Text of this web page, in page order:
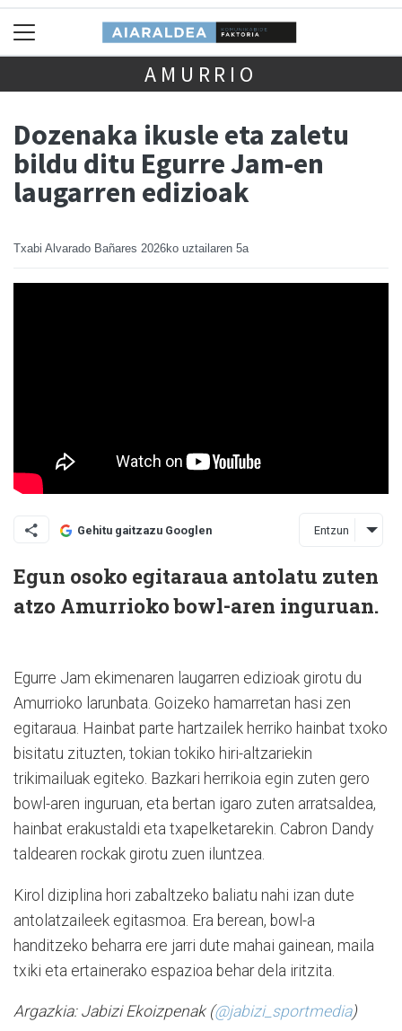
AMURRIO
Dozenaka ikusle eta zaletu
bildu ditu Egurre Jam-en
laugarren edizioak
Txabi Alvarado Bañares 2026ko uztailaren 5a
Gehitu gaitzazu Googlen Entzun
Egun osoko egitaraua antolatu zuten
atzo Amurrioko bowl-aren inguruan.
Egurre Jam ekimenaren laugarren edizioak girotu du
Amurrioko larunbata. Goizeko hamarretan hasi zen
egitaraua. Hainbat parte hartzailek herriko hainbat txoko
bisitatu zituzten, tokian tokiko hiri-altzariekin
trikimailuak egiteko. Bazkari herrikoia egin zuten gero
bowl-aren inguruan, eta bertan igaro zuten arratsaldea,
hainbat erakustaldi eta txapelketarekin. Cabron Dandy
taldearen rockak girotu zuen iluntzea.
Kirol diziplina hori zabaltzeko baliatu nahi izan dute
antolatzaileek egitasmoa. Era berean, bowl-a
handitzeko beharra ere jarri dute mahai gainean, maila
txiki eta ertainerako espazioa behar dela iritzita.
Argazkia: Jabizi Ekoizpenak (@jabizi_sportmedia)